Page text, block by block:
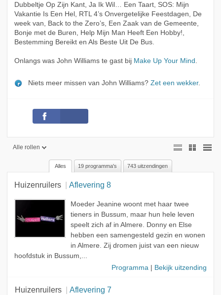
Dubbeltje Op Zijn Kant, Ja Ik Wil… Een Taart, SOS: Mijn
Vakantie Is Een Hel, RTL 4’s Onvergetelijke Feestdagen, De
week van, Back to the Zero’s, Een Zaak van de Gemeente,
Bonje met de Buren, Help Mijn Man Heeft Een Hobby!,
Bestemming Bereikt en Als Beste Uit De Bus.
Onlangs was John Williams te gast bij Make Up Your Mind .
Niets meer missen van John Williams? Zet een wekker.
Alle rollen
Alle rollen
Geen rol
Gast
Onderwerp
Kandidaat
Alles 19 programma's 743 uitzendingen
Huizenruilers Aflevering 8
Moeder Jeanine woont met haar twee
tieners in Bussum, maar hun hele leven
speelt zich af in Almere. Donny en Else
hebben een samengesteld gezin en wonen
in Almere. Zij dromen juist van een nieuw
hoofdstuk in Bussum,...
Programma
Bekijk uitzending
Huizenruilers Aflevering 7